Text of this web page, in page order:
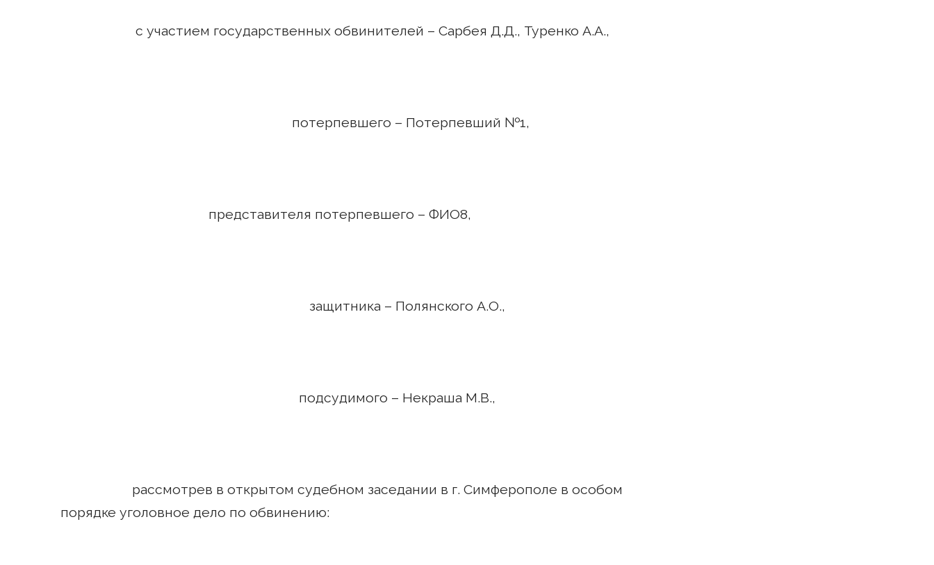
с участием государственных обвинителей – Сарбея Д.Д., Туренко А.А.,
потерпевшего – Потерпевший №1,
представителя потерпевшего – ФИО8,
защитника – Полянского А.О.,
подсудимого – Некраша М.В.,
рассмотрев в открытом судебном заседании в г. Симферополе в особом
порядке уголовное дело по обвинению: